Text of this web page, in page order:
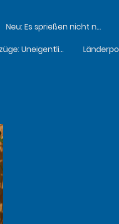
Neu: Es sprießen nicht nur Wassertriebe
Textauszüge: Uneigentliche Begegnungen